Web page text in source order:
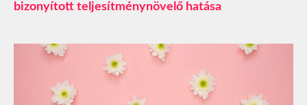
bizonyított teljesítménynövelő hatása